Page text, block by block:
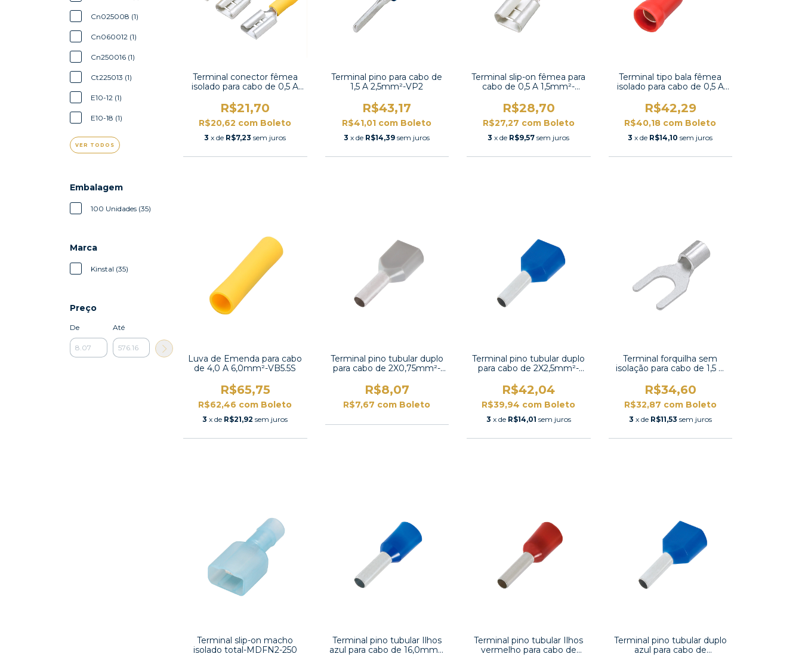
Cn025008 (1)
Cn060012 (1)
Cn250016 (1)
Ct225013 (1)
E10-12 (1)
E10-18 (1)
VER TODOS
Embalagem
100 Unidades (35)
Marca
Kinstal (35)
Preço
De Até
Terminal conector fêmea
isolado para cabo de 0,5 A
R$21,70
R$20,62 com Boleto
3 x de R$7,23 sem juros
Terminal pino para cabo de
1,5 A 2,5mm²-VP2
R$43,17
R$41,01 com Boleto
3 x de R$14,39 sem juros
Terminal slip-on fêmea para
cabo de 0,5 A 1,5mm²-
R$28,70
R$27,27 com Boleto
3 x de R$9,57 sem juros
Terminal tipo bala fêmea
isolado para cabo de 0,5 A
R$42,29
R$40,18 com Boleto
3 x de R$14,10 sem juros
Luva de Emenda para cabo
de 4,0 A 6,0mm²-VB5.5S
R$65,75
R$62,46 com Boleto
3 x de R$21,92 sem juros
Terminal pino tubular duplo
para cabo de 2X0,75mm²-
R$8,07
R$7,67 com Boleto
Terminal pino tubular duplo
para cabo de 2X2,5mm²-
R$42,04
R$39,94 com Boleto
3 x de R$14,01 sem juros
Terminal forquilha sem
isolação para cabo de 1,5 A
R$34,60
R$32,87 com Boleto
3 x de R$11,53 sem juros
Terminal slip-on macho
isolado total-MDFN2-250
Terminal pino tubular Ilhos
azul para cabo de 16,0mm²-
Terminal pino tubular Ilhos
vermelho para cabo de
Terminal pino tubular duplo
azul para cabo de